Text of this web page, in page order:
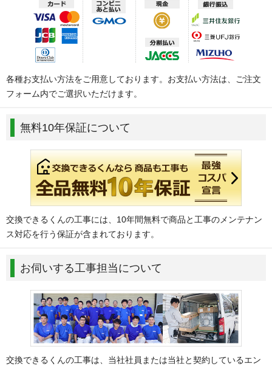
各種お支払い方法をご用意しております。お支払い方法は、ご注文
フォーム内でご選択いただけます。
無料10年保証について
交換できるくんの工事には、10年間無料で商品と工事のメンテナン
ス対応を行う保証が含まれております。
お伺いする工事担当について
交換できるくんの工事は、当社社員または当社と契約しているエン